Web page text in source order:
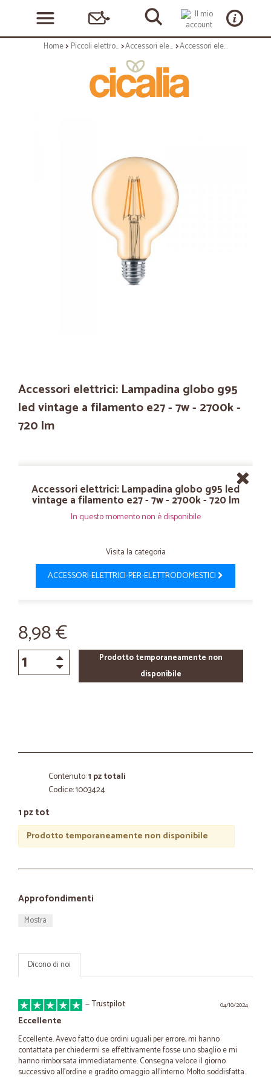
Home Piccoli elettrodomestici Accessori elettrici per elettrodomestici Accessori elettrici: Lampadina globo g95 led vintage a filamento e27 - 7w - 2700k - 720 lm
Accessori elettrici: Lampadina globo g95
led vintage a filamento e27 - 7w - 2700k -
720 lm
Accessori elettrici: Lampadina globo g95 led
vintage a filamento e27 - 7w - 2700k - 720 lm
In questo momento non è disponibile
Visita la categoria
ACCESSORI-ELETTRICI-PER-ELETTRODOMESTICI
8,98 €
Prodotto temporaneamente non
disponibile
Contenuto:1 pz totali
Codice: 1003424
1 pz tot
Prodotto temporaneamente non disponibile
Approfondimenti
Mostra
Dicono di noi
04/10/2024
—Trustpilot
Eccellente
Eccellente. Avevo fatto due ordini uguali per errore, mi hanno
contattata per chiedermi se effettivamente fosse uno sbaglio e mi
hanno rimborsata immediatamente. Consegna veloce il giorno
successivo all'ordine e gradito omaggio all'interno. Molto soddisfatta.